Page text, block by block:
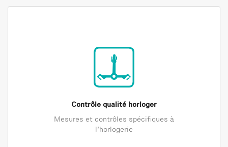
Contrôle qualité horloger
Mesures et contrôles spécifiques à
l’horlogerie